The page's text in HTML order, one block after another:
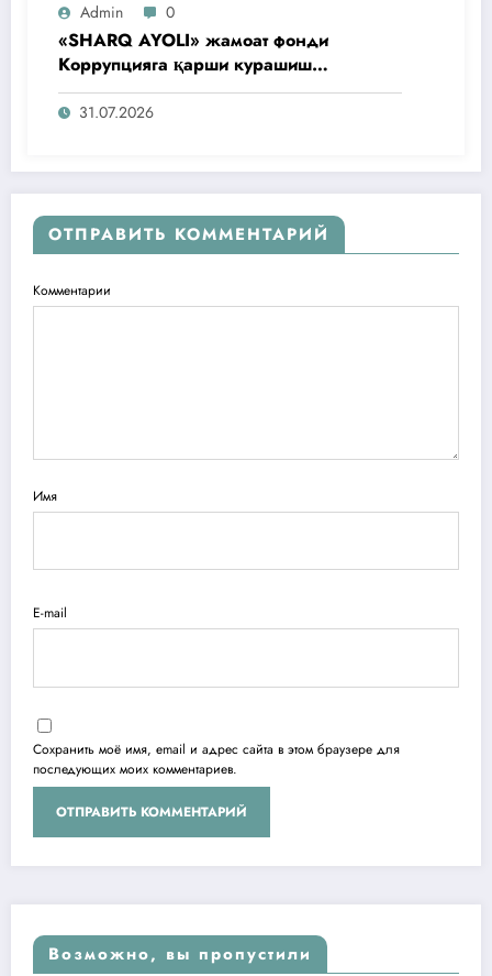
Admin 0
«SHARQ AYOLI» жамоат фонди
Коррупцияга қарши курашиш
агентлигидаги жамоат эшитувида
ташаббусларини тақдим этди
31.07.2026
ОТПРАВИТЬ КОММЕНТАРИЙ
Комментарии
Имя
E-mail
Сохранить моё имя, email и адрес сайта в этом браузере для
последующих моих комментариев.
Возможно, вы пропустили